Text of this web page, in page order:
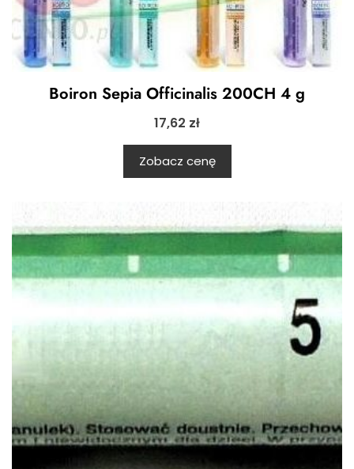
Boiron Sepia Officinalis 200CH 4 g
17,62 zł
Zobacz cenę